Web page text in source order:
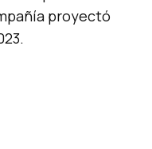
proyectó